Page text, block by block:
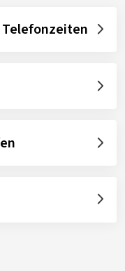
Telefonzeiten